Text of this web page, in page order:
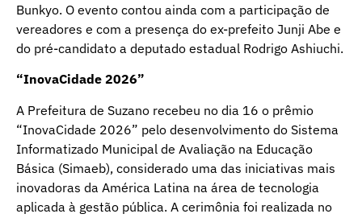
Bunkyo. O evento contou ainda com a participação de
vereadores e com a presença do ex-prefeito Junji Abe e
do pré-candidato a deputado estadual Rodrigo Ashiuchi.
“InovaCidade 2026”
A Prefeitura de Suzano recebeu no dia 16 o prêmio
“InovaCidade 2026” pelo desenvolvimento do Sistema
Informatizado Municipal de Avaliação na Educação
Básica (Simaeb), considerado uma das iniciativas mais
inovadoras da América Latina na área de tecnologia
aplicada à gestão pública. A cerimônia foi realizada no